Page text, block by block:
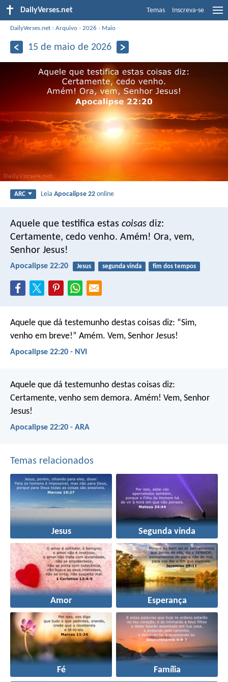
DailyVerses.net Temas Inscreva-se
DailyVerses.net ›Arquivo ›2026 › Maio
15 de maio de 2026
ARC LeiaApocalipse 22 online
Aquele que testifica estas coisas diz:
Certamente, cedo venho. Amém! Ora, vem,
Senhor Jesus!
Apocalipse 22:20 Jesus segunda vinda fim dos tempos
Aquele que dá testemunho destas coisas diz: “Sim,
venho em breve!” Amém. Vem, Senhor Jesus!
Apocalipse 22:20 - NVI
Aquele que dá testemunho destas coisas diz:
Certamente, venho sem demora. Amém! Vem, Senhor
Jesus!
Apocalipse 22:20 - ARA
Temas relacionados
Jesus Segunda vinda
Amor Esperança
Fé Família